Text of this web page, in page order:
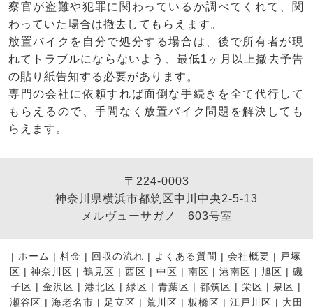
察官が盗難や犯罪に関わっているか調べてくれて、関
わっていた場合は撤去してもらえます。
放置バイクを自分で処分する場合は、後で所有者が現
れてトラブルにならないよう、最低1ヶ月以上撤去予告
の貼り紙告知する必要があります。
専門の会社に依頼すれば面倒な手続きを全て代行して
もらえるので、手間なく放置バイク問題を解決しても
らえます。
〒224-0003
神奈川県横浜市都筑区中川中央2-5-13
メルヴューサガノ 603号室
| ホーム | 料金 | 回収の流れ | よくある質問 | 会社概要 |
戸塚
区 | 神奈川区 | 鶴見区 | 西区 | 中区 | 南区 | 港南区 | 旭区 | 磯
子区 | 金沢区 | 港北区 | 緑区 | 青葉区 | 都筑区 | 栄区 | 泉区 |
瀬谷区 | 海老名市 | 足立区 | 荒川区 | 板橋区 | 江戸川区 | 大田